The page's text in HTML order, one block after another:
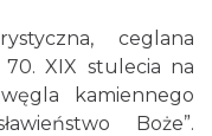
ceglana
XIX stulecia na
kamiennego
Boże”.